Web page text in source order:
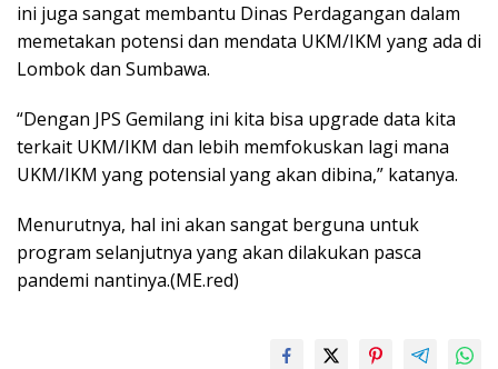
ini juga sangat membantu Dinas Perdagangan dalam
memetakan potensi dan mendata UKM/IKM yang ada di
Lombok dan Sumbawa.
“Dengan JPS Gemilang ini kita bisa upgrade data kita
terkait UKM/IKM dan lebih memfokuskan lagi mana
UKM/IKM yang potensial yang akan dibina,” katanya.
Menurutnya, hal ini akan sangat berguna untuk
program selanjutnya yang akan dilakukan pasca
pandemi nantinya.(ME.red)